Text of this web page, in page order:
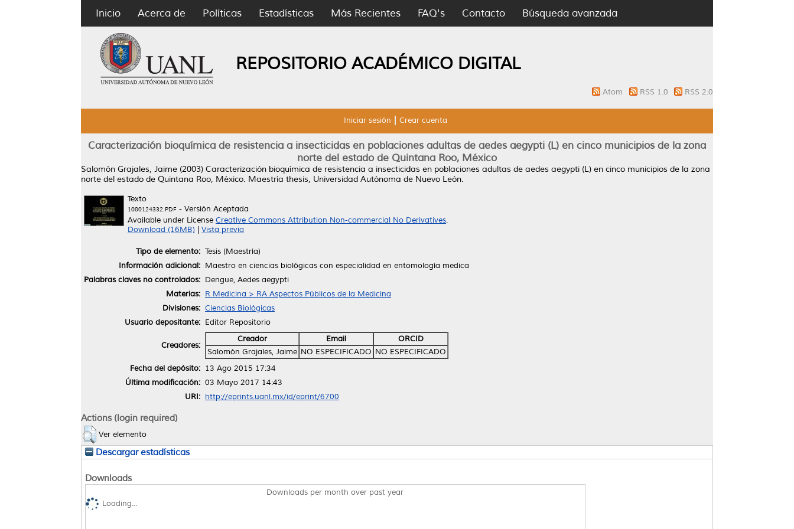
Inicio Acerca de Políticas Estadísticas Más Recientes FAQ's Contacto Búsqueda avanzada
REPOSITORIO ACADÉMICO DIGITAL
Atom RSS 1.0 RSS 2.0
Iniciar sesión Crear cuenta
Caracterización bioquímica de resistencia a insecticidas en poblaciones adultas de aedes aegypti (L) en cinco municipios de la zona
norte del estado de Quintana Roo, México
Salomón Grajales, Jaime (2003) Caracterización bioquímica de resistencia a insecticidas en poblaciones adultas de aedes aegypti (L) en cinco municipios de la zona
norte del estado de Quintana Roo, México. Maestría thesis, Universidad Autónoma de Nuevo León.
Texto
1080124332.PDF - Versión Aceptada
Available under License Creative Commons Attribution Non-commercial No Derivatives.
Download (16MB)
Vista previa
Tipo de elemento: Tesis (Maestría)
Información adicional: Maestro en ciencias biológicas con especialidad en entomología medica
Palabras claves no controlados: Dengue, Aedes aegypti
Materias: R Medicina > RA Aspectos Públicos de la Medicina
Divisiones: Ciencias Biológicas
Usuario depositante: Editor Repositorio
Creadores:
Creador Email
ORCID
Salomón Grajales, Jaime NO ESPECIFICADO NO ESPECIFICADO
Fecha del depósito: 13 Ago 2015 17:34
Última modificación: 03 Mayo 2017 14:43
URI: http://eprints.uanl.mx/id/eprint/6700
Actions (login required)
Ver elemento
Descargar estadísticas
Downloads
Downloads per month over past year
Loading...